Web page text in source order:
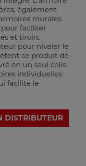
également
murales
pour faciliter
et tiroirs
pour niveler le
ce produit de
en un seul colis
individuelles
facilite le
DISTRIBUTEUR